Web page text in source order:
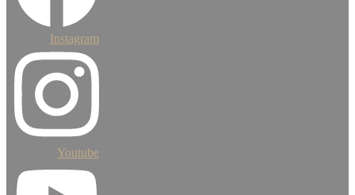
Instagram
Youtube